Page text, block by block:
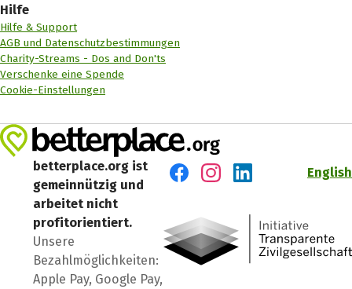
Hilfe
Hilfe & Support
AGB und Datenschutzbestimmungen
Charity-Streams - Dos and Don'ts
Verschenke eine Spende
Cookie-Einstellungen
betterplace.org ist
gemeinnützig und
arbeitet nicht
profitorientiert.
Unsere
Bezahlmöglichkeiten:
Apple Pay, Google Pay,
English